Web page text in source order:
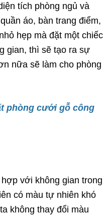
tích phòng ngủ và
áo, bàn trang điểm,
hẹp mà đặt một chiếc
gian, thì sẽ tạo ra sự
nữa sẽ làm cho phòng
phòng cưới gỗ công
với không gian trong
có màu tự nhiên khó
không thay đổi màu